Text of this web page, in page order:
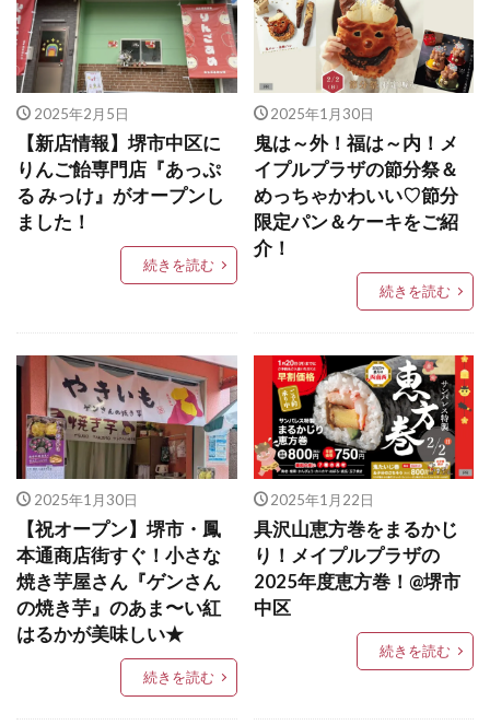
2025年2月5日
【新店情報】堺市中区に
りんご飴専門店『あっぷ
る みっけ』がオープンし
ました！
続きを読む
2025年1月30日
鬼は～外！福は～内！メ
イプルプラザの節分祭＆
めっちゃかわいい♡節分
限定パン＆ケーキをご紹
介！
続きを読む
2025年1月30日
【祝オープン】堺市・鳳
本通商店街すぐ！小さな
焼き芋屋さん『ゲンさん
の焼き芋』のあま〜い紅
はるかが美味しい★
続きを読む
2025年1月22日
具沢山恵方巻をまるかじ
り！メイプルプラザの
2025年度恵方巻！@堺市
中区
続きを読む